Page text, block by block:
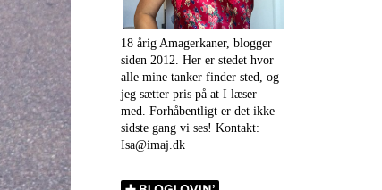
18 årig Amagerkaner, blogger
siden 2012. Her er stedet hvor
alle mine tanker finder sted, og
jeg sætter pris på at I læser
med. Forhåbentligt er det ikke
sidste gang vi ses! Kontakt:
Isa@imaj.dk